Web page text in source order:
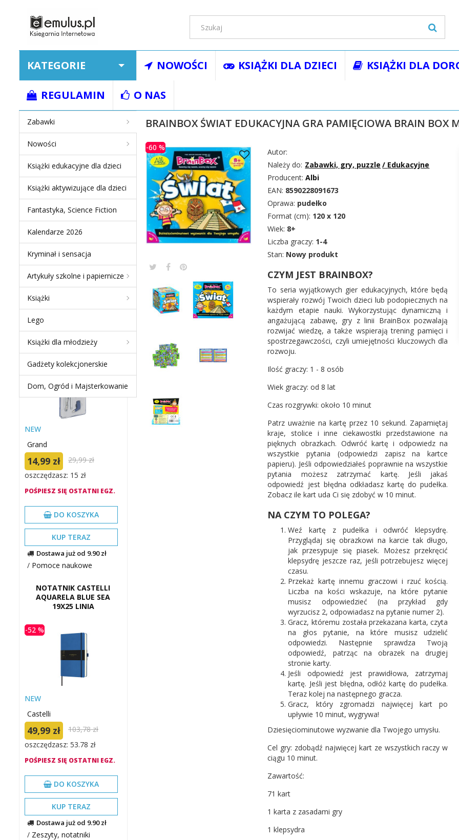
KATEGORIE
Zabawki
Nowości
Książki edukacyjne dla dzieci
Książki aktywizujące dla dzieci
Fantastyka, Science Fiction
Kalendarze 2026
Kryminał i sensacja
Artykuły szkolne i papiernicze
Książki
Lego
Książki dla młodzieży
Gadżety kolekcjonerskie
Dom, Ogród i Majsterkowanie
NOWOŚCI KSIĄŻKI DLA DZIECI KSIĄŻKI DLA
REGULAMIN O NASStrona główna
NEW PRODUCTS
KREŚLARSKI GR-C205 /
S20005E
-50 %
NEW
Grand
14,99 zł
29,99 zł
oszczędzasz: 15 zł
POŚPIESZ SIĘ OSTATNI EGZ.
DO KOSZYKA
KUP TERAZ
Dostawa już od 9.90 zł
/ Pomoce naukowe
NOTATNIK CASTELLI
AQUARELA BLUE SEA
19X25 LINIA
-52 %
NEW
Castelli
49,99 zł
103,78 zł
oszczędzasz: 53.78 zł
POŚPIESZ SIĘ OSTATNI EGZ.
DO KOSZYKA
KUP TERAZ
Dostawa już od 9.90 zł
/ Zeszyty, notatniki
BRAINBOX ŚWIAT EDUKACYJNA GRA PAMIĘCIOWA BRAIN BOX
-60 %
Autor:
Należy do: Zabawki, gry, puzzle / Edukacyjne
Producent: Albi
EAN: 8590228091673
Oprawa: pudełko
Format (cm): 120 x 120
Wiek: 8+
Liczba graczy: 1-4
Stan: Nowy produkt
CZYM JEST BRAINBOX?
To seria wyjątkowych gier edukacyjnych, które będą
wspierały rozwój Twoich dzieci lub podopiecznych na
każdym etapie nauki. Wykorzystując dynamiczną i
angażującą zabawę, gry z linii BrainBox pozwalają
rozwijać wiedzę, a także wspierają trening pamięci i
spostrzegawczości, czyli umiejętności kluczowych dla
rozwoju.
Ilość graczy: 1 - 8 osób
Wiek graczy: od 8 lat
Czas rozgrywki: około 10 minut
Patrz uważnie na kartę przez 10 sekund. Zapamiętaj
kraje, stolice i inne ciekawostki przedstawione na
pięknych obrazkach. Odwróć kartę i odpowiedz na
wszystkie pytania (odpowiedzi zapisz na kartce
papieru). Jeśli odpowiedziałeś poprawnie na wszystkie
pytania możesz zatrzymać kartę. Jeśli jakaś
odpowiedź jest błędna odkładasz kartę do pudełka.
Zobacz ile kart uda Ci się zdobyć w 10 minut.
NA CZYM TO POLEGA?
Weź kartę z pudełka i odwróć klepsydrę.
Przyglądaj się obrazkowi na karcie tak długo,
jak przesypuje się piasek. Możesz przekręcić
klepsydrę jeszcze raz, jeśli potrzebujesz więcej
czasu.
Przekaż kartę innemu graczowi i rzuć kością.
Liczba na kości wskazuje, na które pytanie
musisz odpowiedzieć (na przykład gdy
wyrzucisz 2, odpowiadasz na pytanie numer 2).
Gracz, któremu została przekazana karta, czyta
na głos pytanie, na które musisz udzielić
odpowiedzi. Następnie sprawdza Twoją
odpowiedź, patrząc na obrazek na drugiej
stronie karty.
Jeśli odpowiedź jest prawidłowa, zatrzymaj
kartę. Jeśli jest błędna, odłóż kartę do pudełka.
Teraz kolej na następnego gracza.
Gracz, który zgromadzi najwięcej kart po
upływie 10 minut, wygrywa!
Dziesięciominutowe wyzwanie dla Twojego umysłu.
Cel gry: zdobądź najwięcej kart ze wszystkich raczy w
ciągu 10 minut.
Zawartość:
71 kart
1 karta z zasadami gry
1 klepsydra